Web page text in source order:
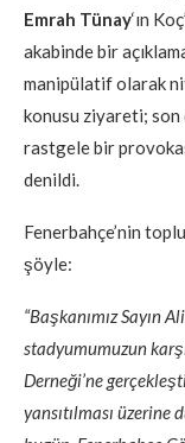
Emrah Tünay‘ın
akabinde bir
manipülatif olarak
konusu ziyareti; son
rastgele bir
denildi.
Fenerbahçe’nin
şöyle:
“Başkanımız Sayın
stadyumumuzun
Derneği’ne
yansıtılması üzerine